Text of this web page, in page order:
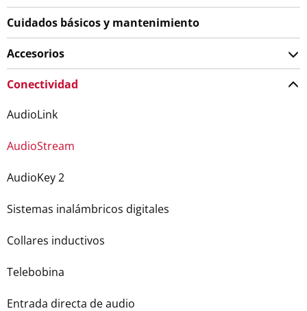
Cuidados básicos y mantenimiento
Accesorios
Conectividad
AudioLink
AudioStream
AudioKey 2
Sistemas inalámbricos digitales
Collares inductivos
Telebobina
Entrada directa de audio